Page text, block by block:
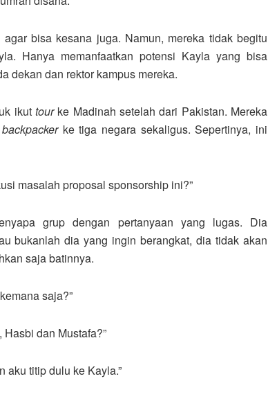
bisa kesana juga. Namun, mereka tidak begitu
Hanya memanfaatkan potensi Kayla yang bisa
dekan dan rektor kampus mereka.
ikut tour ke Madinah setelah dari Pakistan. Mereka
backpacker ke tiga negara sekaligus. Sepertinya, ini
masalah proposal sponsorship ini?”
grup dengan pertanyaan yang lugas. Dia
bukanlah dia yang ingin berangkat, dia tidak akan
saja batinnya.
saja?”
Hasbi dan Mustafa?”
aku titip dulu ke Kayla.”